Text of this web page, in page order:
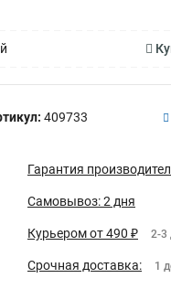
409733
Гарантия
Самовывоз: 2 дня
Курьером от 490 ₽ 2-3
Срочная доставка: 1